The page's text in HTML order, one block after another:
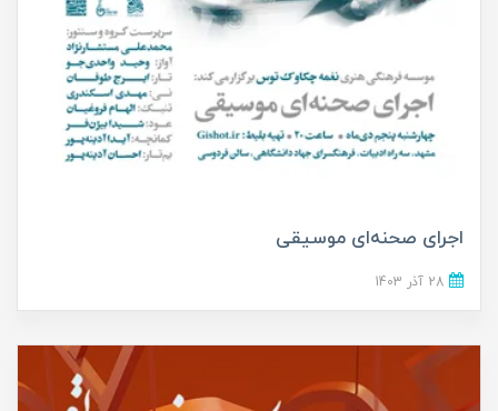
اجرای صحنه‌ای موسیقی